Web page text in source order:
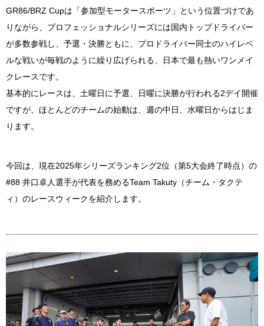
GR86/BRZ Cupは「参加型モータースポーツ」という位置づけであ
りながら、プロフェッショナルシリーズには国内トップドライバー
が多数参戦し、予選・決勝ともに、プロドライバー同士のハイレベ
ルな戦いが毎戦のように繰り広げられる、日本で最も熱いワンメイ
クレースです。
基本的にレースは、土曜日に予選、日曜に決勝が行われる2デイ開催
ですが、ほとんどのチームの始動は、週の中日、水曜日からはじま
ります。
今回は、現在2025年シリーズランキング2位（第5大会終了時点）の
#88 井口卓人選手が代表を務めるTeam Takuty（チーム・タクテ
ィ）のレースウィークを紹介します。